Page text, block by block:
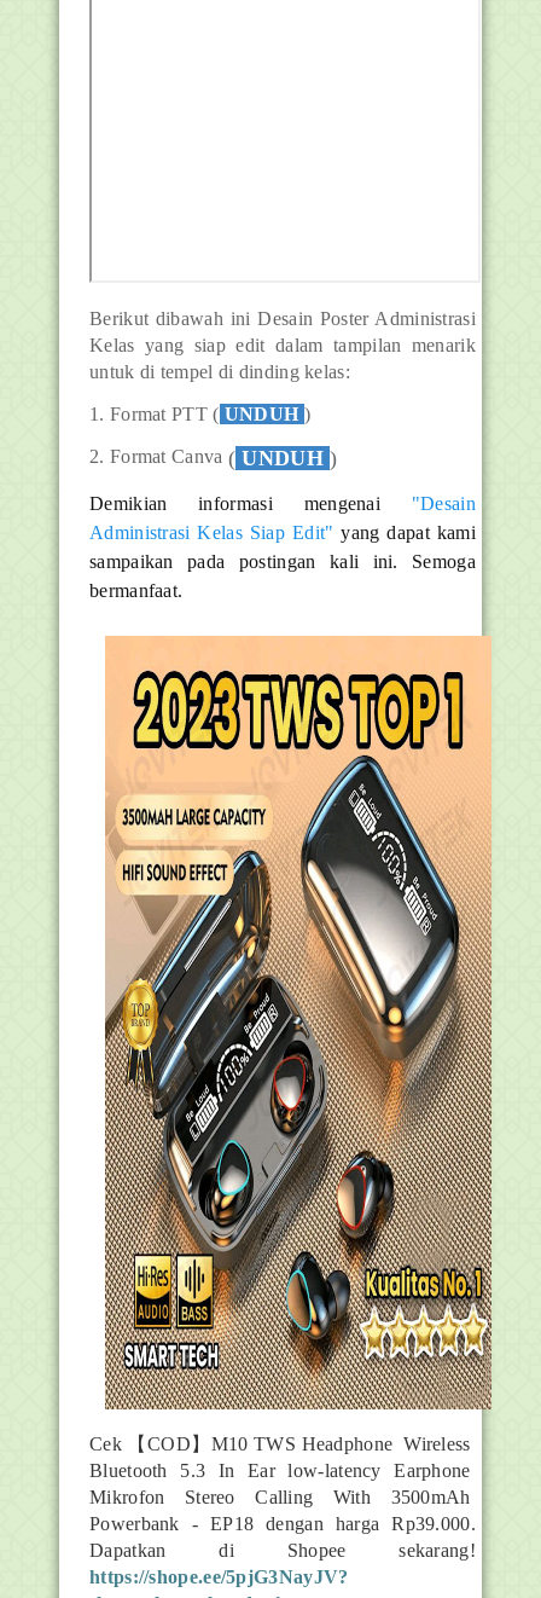
Berikut dibawah ini Desain Poster Administrasi
Kelas yang siap edit dalam tampilan menarik
untuk di tempel di dinding kelas:
1. Format PTT ( UNDUH )
2. Format Canva ( UNDUH )
Demikian informasi mengenai "Desain
Administrasi Kelas Siap Edit" yang dapat kami
sampaikan pada postingan kali ini. Semoga
bermanfaat.
Cek 【COD】M10 TWS Headphone Wireless
Bluetooth 5.3 In Ear low-latency Earphone
Mikrofon Stereo Calling With 3500mAh
Powerbank - EP18 dengan harga Rp39.000.
Dapatkan di Shopee sekarang!
https://shope.ee/5pjG3NayJV?